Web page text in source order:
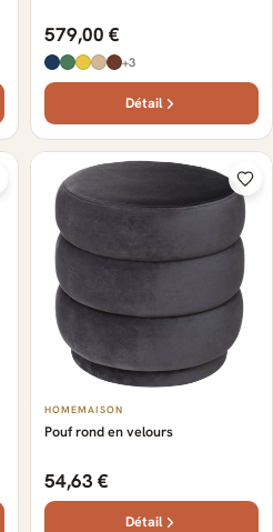
579,00 €
+3
Détail
HOMEMAISON
Pouf rond en velours
54,63 €
Détail